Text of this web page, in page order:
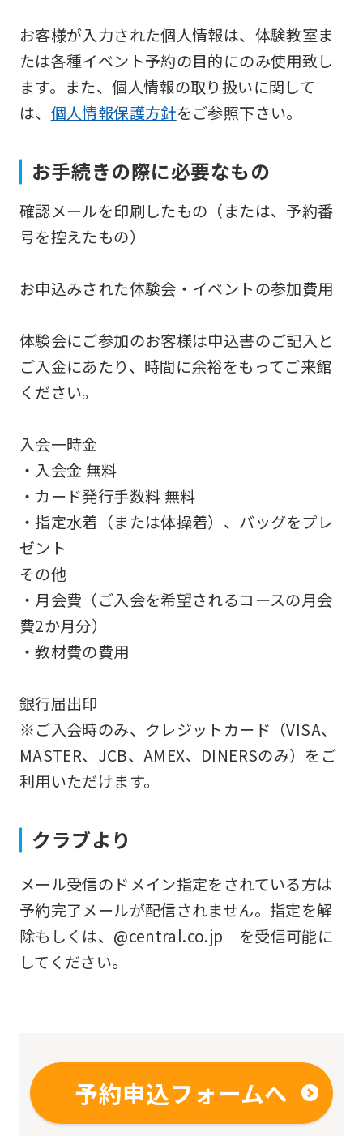
お客様が入力された個人情報は、体験教室ま
たは各種イベント予約の目的にのみ使用致し
ます。また、個人情報の取り扱いに関して
は、 個人情報保護方針をご参照下さい。
お手続きの際に必要なもの
確認メールを印刷したもの（または、予約番
号を控えたもの）
お申込みされた体験会・イベントの参加費用
体験会にご参加のお客様は申込書のご記入と
ご入金にあたり、時間に余裕をもってご来館
ください。
入会一時金
・入会金 無料
・カード発行手数料 無料
・指定水着（または体操着）、バッグをプレ
ゼント
その他
・月会費（ご入会を希望されるコースの月会
費2か月分）
・教材費の費用
銀行届出印
※ご入会時のみ、クレジットカード（VISA、
MASTER、JCB、AMEX、DINERSのみ）をご
利用いただけます。
クラブより
メール受信のドメイン指定をされている方は
予約完了メールが配信されません。指定を解
除もしくは、@central.co.jp を受信可能に
してください。
予約申込フォームへ
Japanese
version
of
this
website
be
translated
it
not
be
translation
may
the
that
you
using
the
service.